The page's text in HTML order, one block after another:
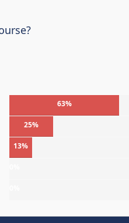
63%
25%
13%